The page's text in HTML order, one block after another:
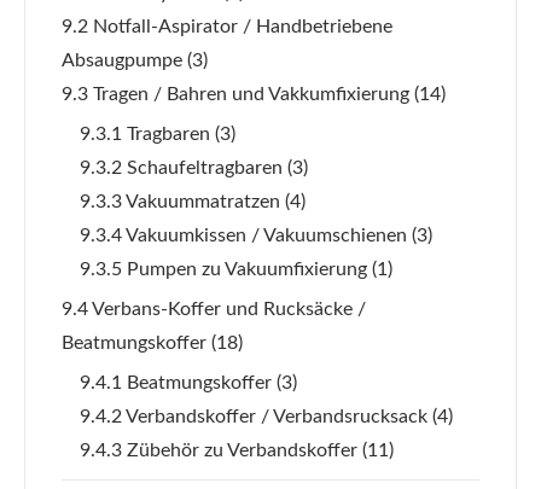
9.2 Notfall-Aspirator / Handbetriebene
Absaugpumpe (3)
9.3 Tragen / Bahren und Vakkumfixierung (14)
9.3.1 Tragbaren (3)
9.3.2 Schaufeltragbaren (3)
9.3.3 Vakuummatratzen (4)
9.3.4 Vakuumkissen / Vakuumschienen (3)
9.3.5 Pumpen zu Vakuumfixierung (1)
9.4 Verbans-Koffer und Rucksäcke /
Beatmungskoffer (18)
9.4.1 Beatmungskoffer (3)
9.4.2 Verbandskoffer / Verbandsrucksack (4)
9.4.3 Zübehör zu Verbandskoffer (11)